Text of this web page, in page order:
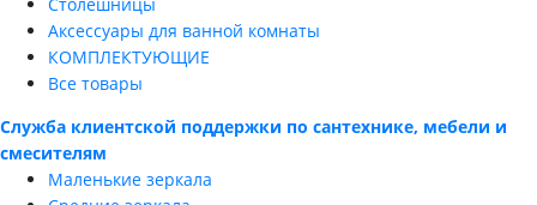
Аксессуары для ванной комнаты
КОМПЛЕКТУЮЩИЕ
Все товары
Служба клиентской поддержки по сантехнике, мебели и
смесителям
Маленькие зеркала